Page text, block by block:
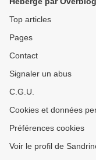
Top articles
Pages
Contact
Signaler un abus
C.G.U.
Cookies et données
Préférences cookies
Voir le profil de